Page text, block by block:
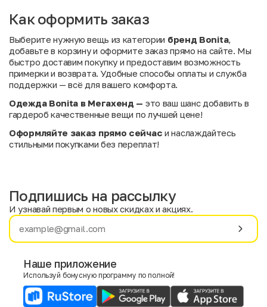
Как оформить заказ
Выберите нужную вещь из категории бренд Bonita,
добавьте в корзину и оформите заказ прямо на сайте. Мы
быстро доставим покупку и предоставим возможность
примерки и возврата. Удобные способы оплаты и служба
поддержки — всё для вашего комфорта.
Одежда Bonita в Мегахенд — это ваш шанс добавить в
гардероб качественные вещи по лучшей цене!
Оформляйте заказ прямо сейчас и наслаждайтесь
стильными покупками без переплат!
Имя
E-mail
Подпишись на рассылку
И узнавай первым о новых скидках и акциях.
Наше приложение
Используй бонусную программу по полной!